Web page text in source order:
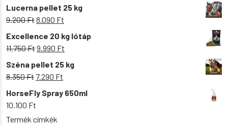
Lucerna pellet 25 kg
9.200FtOriginal
price
was:
8.090 Ft
price
is:
Excellence 20 kg lótáp
11.750FtOriginal
price
was:
9.990 Ft
price
is:
Széna pellet 25 kg
8.350Ft Original
price
was:
7.290 Ft
price
HorseFly Spray 650ml
10.100 Ft
Termék címkék